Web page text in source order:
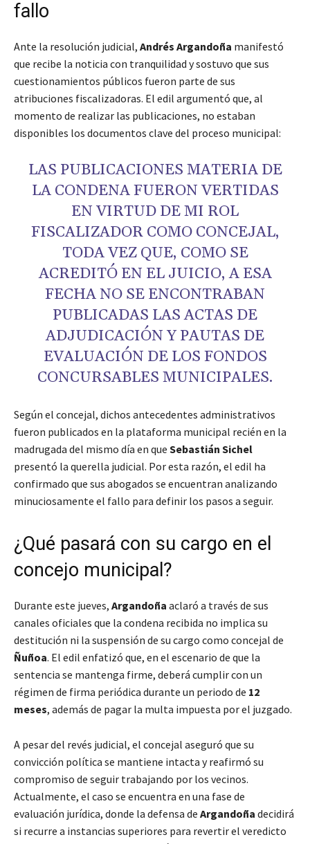
fallo
Ante la resolución judicial, Andrés Argandoña manifestó
que recibe la noticia con tranquilidad y sostuvo que sus
cuestionamientos públicos fueron parte de sus
atribuciones fiscalizadoras. El edil argumentó que, al
momento de realizar las publicaciones, no estaban
disponibles los documentos clave del proceso municipal:
LAS PUBLICACIONES MATERIA DE
LA CONDENA FUERON VERTIDAS
EN VIRTUD DE MI ROL
FISCALIZADOR COMO CONCEJAL,
TODA VEZ QUE, COMO SE
ACREDITÓ EN EL JUICIO, A ESA
FECHA NO SE ENCONTRABAN
PUBLICADAS LAS ACTAS DE
ADJUDICACIÓN Y PAUTAS DE
EVALUACIÓN DE LOS FONDOS
CONCURSABLES MUNICIPALES.
Según el concejal, dichos antecedentes administrativos
fueron publicados en la plataforma municipal recién en la
madrugada del mismo día en que Sebastián Sichel
presentó la querella judicial. Por esta razón, el edil ha
confirmado que sus abogados se encuentran analizando
minuciosamente el fallo para definir los pasos a seguir.
¿Qué pasará con su cargo en el
concejo municipal?
Durante este jueves, Argandoña aclaró a través de sus
canales oficiales que la condena recibida no implica su
destitución ni la suspensión de su cargo como concejal de
Ñuñoa. El edil enfatizó que, en el escenario de que la
sentencia se mantenga firme, deberá cumplir con un
régimen de firma periódica durante un periodo de 12
meses, además de pagar la multa impuesta por el juzgado.
A pesar del revés judicial, el concejal aseguró que su
convicción política se mantiene intacta y reafirmó su
compromiso de seguir trabajando por los vecinos.
Actualmente, el caso se encuentra en una fase de
evaluación jurídica, donde la defensa de Argandoña decidirá
si recurre a instancias superiores para revertir el veredicto